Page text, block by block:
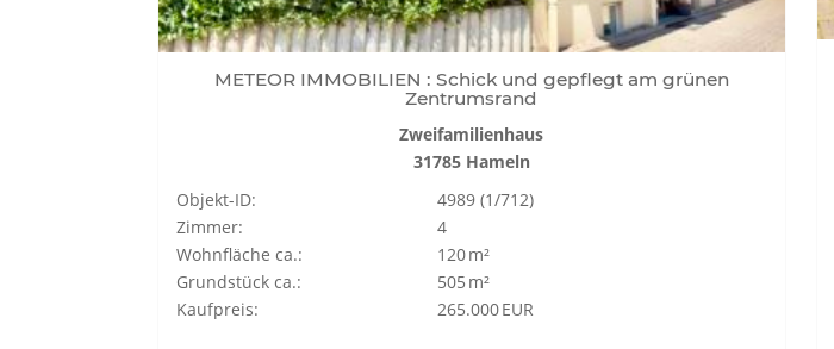
METEOR IMMOBILIEN : Schick und gepflegt am grünen
Zentrumsrand
Zweifamilienhaus
31785 Hameln
Objekt-ID:
4989 (1/712)
Zimmer:
4
Wohnfläche ca.:
120 m²
Grund­stück ca.:
505 m²
Kaufpreis:
265.000 EUR